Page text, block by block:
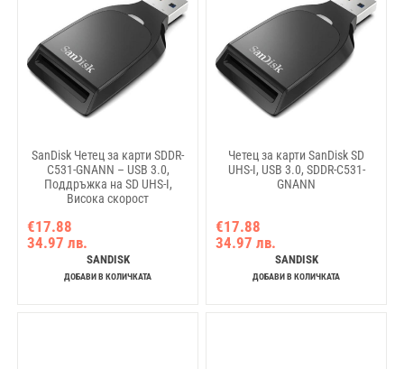
SanDisk Четец за карти SDDR-
C531-GNANN – USB 3.0,
Поддръжка на SD UHS-I,
Висока скорост
€17.88
34.97 лв.
SANDISK
ДОБАВИ В КОЛИЧКАТА
Четец за карти SanDisk SD
UHS-I, USB 3.0, SDDR-C531-
GNANN
€17.88
34.97 лв.
SANDISK
ДОБАВИ В КОЛИЧКАТА